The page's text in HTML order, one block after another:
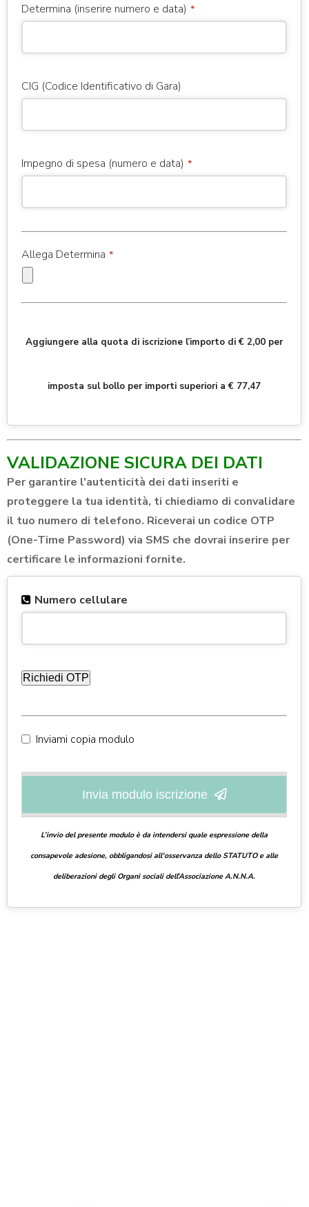
Determina (inserire numero e data) *
CIG (Codice Identificativo di Gara)
Impegno di spesa (numero e data) *
Allega Determina *
Aggiungere alla quota di iscrizione l’importo di € 2,00 per
imposta sul bollo per importi superiori a € 77,47
VALIDAZIONE SICURA DEI DATI
Per garantire l'autenticità dei dati inseriti e
proteggere la tua identità, ti chiediamo di convalidare
il tuo numero di telefono. Riceverai un codice OTP
(One-Time Password) via SMS che dovrai inserire per
certificare le informazioni fornite.
Numero cellulare
Richiedi OTP
Inviami copia modulo
Invia modulo iscrizione
L’invio del presente modulo è da intendersi quale espressione della
consapevole adesione, obbligandosi all'osservanza delloSTATUTOe alle
deliberazioni degli Organi sociali dell’Associazione A.N.N.A.